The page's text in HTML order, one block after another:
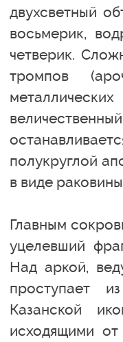
двухсветный
восьмерик,
четверик.
тромпов
полукруглой
в виде
Главным
уцелевший
Над аркой,
проступает
Казанской
исходящими